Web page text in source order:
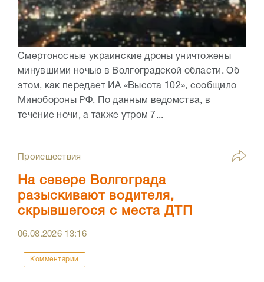
Смертоносные украинские дроны уничтожены
минувшими ночью в Волгоградской области. Об
этом, как передает ИА «Высота 102», сообщило
Минобороны РФ. По данным ведомства, в
течение ночи, а также утром 7...
Происшествия
На севере Волгограда
разыскивают водителя,
скрывшегося с места ДТП
06.08.2026 13:16
Комментарии